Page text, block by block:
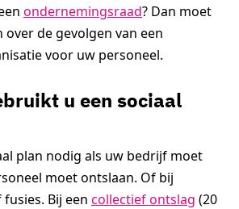
ondernemingsraad? Dan moet
de gevolgen van een
voor uw personeel.
u een sociaal
plan nodig als uw bedrijf moet
moet ontslaan. Of bij
Bij een collectief ontslag (20